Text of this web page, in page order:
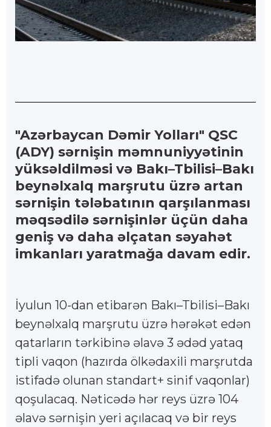
"Azərbaycan Dəmir Yolları" QSC
(ADY) sərnişin məmnuniyyətinin
yüksəldilməsi və Bakı–Tbilisi–Bakı
beynəlxalq marşrutu üzrə artan
sərnişin tələbatının qarşılanması
məqsədilə sərnişinlər üçün daha
geniş və daha əlçatan səyahət
imkanları yaratmağa davam edir.
İyulun 10-dan etibarən Bakı–Tbilisi–Bakı
beynəlxalq marşrutu üzrə hərəkət edən
qatarların tərkibinə əlavə 3 ədəd yataq
tipli vaqon (hazırda ölkədaxili marşrutda
istifadə olunan standart+ sinif vaqonlar)
qoşulacaq. Nəticədə hər reys üzrə 104
əlavə sərnişin yeri açılacaq və bir reys